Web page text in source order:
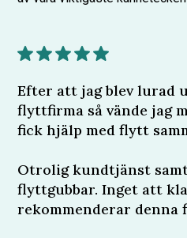
Efter att jag blev lurad
flyttfirma så vände jag
fick hjälp med flytt
Otrolig kundtjänst
flyttgubbar. Inget att
rekommenderar denna